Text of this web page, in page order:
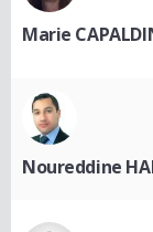
Marie
Noureddine